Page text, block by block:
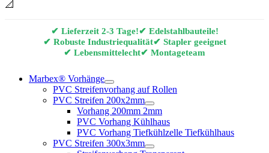
📐
✔ Lieferzeit 2-3 Tage!✔ Edelstahlbauteile!
✔ Robuste Industriequalität✔ Stapler geeignet
✔ Lebensmittelecht✔ Montageteam
Marbex® Vorhänge
PVC Streifenvorhang auf Rollen
PVC Streifen 200x2mm
Vorhang 200mm 2mm
PVC Vorhang Kühlhaus
PVC Vorhang Tiefkühlzelle Tiefkühlhaus
PVC Streifen 300x3mm